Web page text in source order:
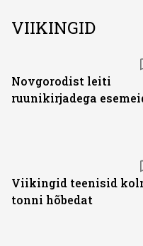
VIIKINGID
Novgorodist leiti
ruunikirjadega
Viikingid teenisid
tonni hõbedat